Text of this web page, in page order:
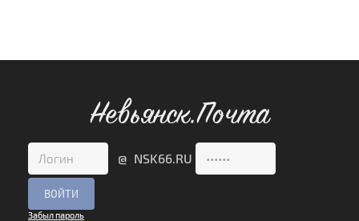
Невьянск.Почта
@ NSK66.RU
Забыл пароль